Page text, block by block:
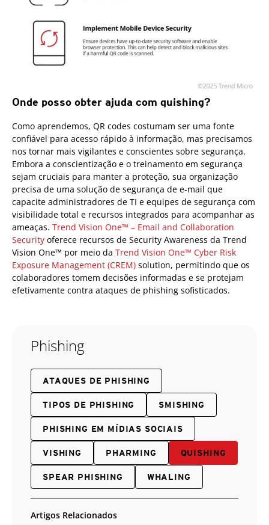
Onde posso obter ajuda com quishing?
Como aprendemos, QR codes costumam ser uma fonte
confiável para acesso rápido à informação, mas precisamos
nos tornar mais vigilantes e conscientes sobre segurança.
Embora a conscientização e o treinamento em segurança
sejam cruciais para manter a proteção, sua organização
precisa de uma solução de segurança de e-mail que
capacite administradores de TI e equipes de segurança com
visibilidade total e recursos integrados para acompanhar as
ameaças. Trend Vision One™ – Email and Collaboration
Security oferece recursos de Security Awareness da Trend
Vision One™ por meio da Trend Vision One™ Cyber Risk
Exposure Management (CREM) solution, permitindo que os
colaboradores tomem decisões informadas e se protejam
efetivamente contra ataques de phishing sofisticados.
Phishing
ATAQUES DE PHISHING
TIPOS DE PHISHING SMISHING
PHISHING EM MÍDIAS SOCIAIS
VISHING PHARMING QUISHING
SPEAR PHISHING WHALING
Artigos Relacionados